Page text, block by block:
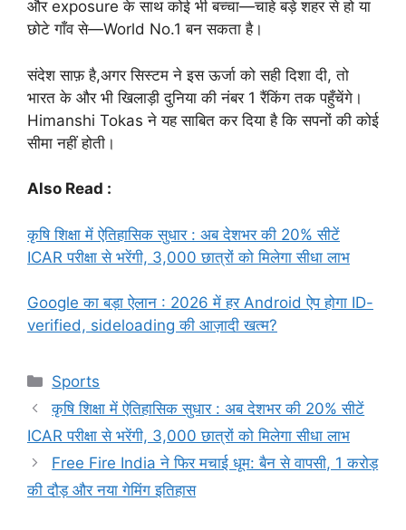
और exposure के साथ कोई भी बच्चा—चाहे बड़े शहर से हो या
छोटे गाँव से—World No.1 बन सकता है।
संदेश साफ़ है,अगर सिस्टम ने इस ऊर्जा को सही दिशा दी, तो
भारत के और भी खिलाड़ी दुनिया की नंबर 1 रैंकिंग तक पहुँचेंगे।
Himanshi Tokas ने यह साबित कर दिया है कि सपनों की कोई
सीमा नहीं होती।
Also Read :
कृषि शिक्षा में ऐतिहासिक सुधार : अब देशभर की 20% सीटें
ICAR परीक्षा से भरेंगी, 3,000 छात्रों को मिलेगा सीधा लाभ
Google का बड़ा ऐलान : 2026 में हर Android ऐप होगा ID-
verified, sideloading की आज़ादी खत्म?
Categories
Sports
कृषि शिक्षा में ऐतिहासिक सुधार : अब देशभर की 20% सीटें
ICAR परीक्षा से भरेंगी, 3,000 छात्रों को मिलेगा सीधा लाभ
Free Fire India ने फिर मचाई धूम: बैन से वापसी, 1 करोड़
की दौड़ और नया गेमिंग इतिहास